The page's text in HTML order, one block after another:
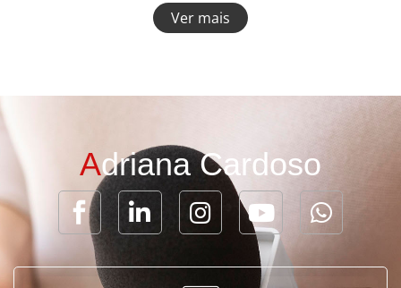
Ver mais
Adriana Cardoso